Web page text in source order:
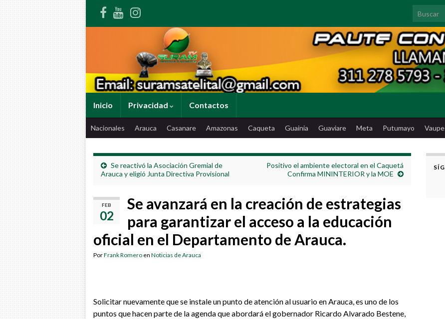
Search for:
Inicio Privacidad Contactos
Nacionales Arauca Casanare Amazonas Caqueta Guainia Guaviare Meta Putumayo
Se reactivó la Asociación Gremial de
Arauca y eligió Junta Directiva Provisional
Positivo el ambiente electoral en el Caquetá
Confirma MININTERIOR y la MOE
FEB
02
Se avanzará en la creación de estrategias
para garantizar el acceso a la educación
oficial en el Departamento de Arauca.
PorFrank Romero en Noticias de Arauca
Solicitar nuevamente que se instale un punto de atención al usuario en Arauca, es uno de los
puntos que hacen parte de la agenda que abordará el gobernador Ricardo Alvarado Bestene,